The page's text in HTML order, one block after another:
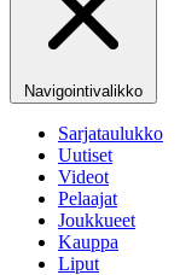
Navigointivalikko
Sarjataulukko
Uutiset
Videot
Pelaajat
Joukkueet
Kauppa
Liput